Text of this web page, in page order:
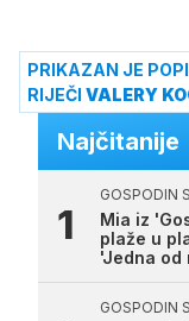
PRIKAZAN JE
RIJEČI VALERY
Najčitanije
GOSPODIN
Mia iz
plaže u
'Jedna od
GOSPODIN